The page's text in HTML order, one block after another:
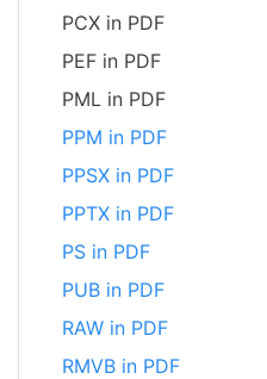
PCX in PDF
PEF in PDF
PML in PDF
PPM in PDF
PPSX in PDF
PPTX in PDF
PS in PDF
PUB in PDF
RAW in PDF
RMVB in PDF